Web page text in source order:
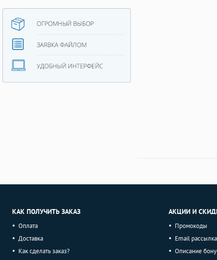
КАК ПОЛУЧИТЬ ЗАКАЗ
Оплата
Доставка
Как сделать заказ?
АКЦИИ И
Промокоды
Email рассылка
Описание